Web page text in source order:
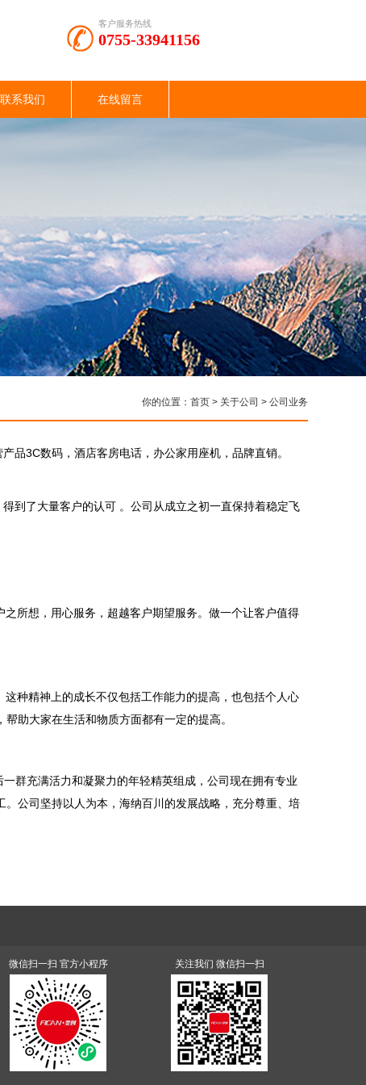
客户服务热线
0755-33941156
联系我们 在线留言
你的位置： 首页 > 关于公司 > 公司业务
品3C数码，酒店客房电话，办公家用座机，品牌直销。
到了大量客户的认可 。公司从成立之初一直保持着稳定飞
所想，用心服务，超越客户期望服务。做一个让客户值得
种精神上的成长不仅包括工作能力的提高，也包括个人心
助大家在生活和物质方面都有一定的提高。
群充满活力和凝聚力的年轻精英组成，公司现在拥有专业
公司坚持以人为本，海纳百川的发展战略，充分尊重、培
关注我们 微信扫一扫
微信扫一扫 官方小程序